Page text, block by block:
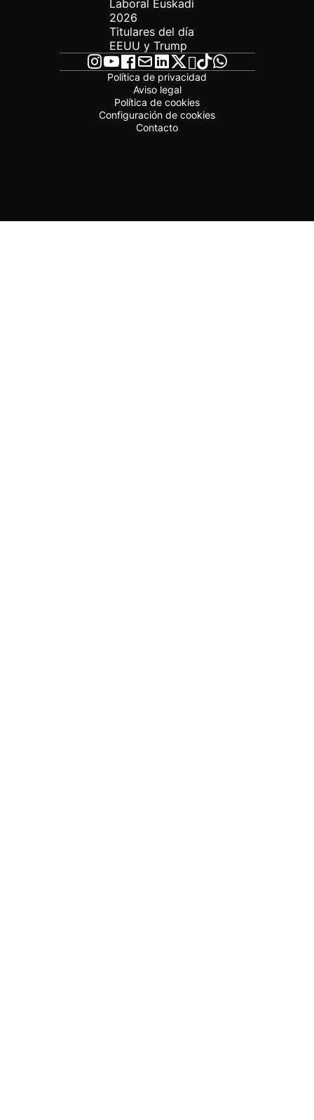
Laboral Euskadi
2026
Titulares del día
EEUU y Trump
Política de privacidad
Aviso legal
Política de cookies
Configuración de cookies
Contacto